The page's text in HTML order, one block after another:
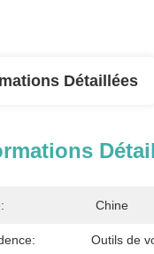
Détaillées
Chine
Outils de